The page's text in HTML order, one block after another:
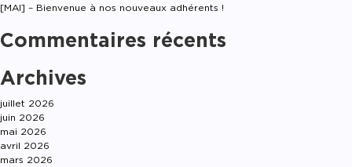
[MAI] – Bienvenue à nos nouveaux adhérents !
Commentaires récents
Archives
juillet 2026
juin 2026
mai 2026
avril 2026
mars 2026